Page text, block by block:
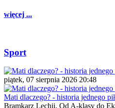
więcej ...
Sport
piątek, 07 sierpnia 2026 20:48
Mati dlaczego? - historia jednego
Bramkarz Lechii. Od A-klasy do